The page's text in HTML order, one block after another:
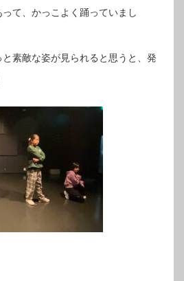
て、かっこよく踊っていまし
素敵な姿が見られると思うと、発